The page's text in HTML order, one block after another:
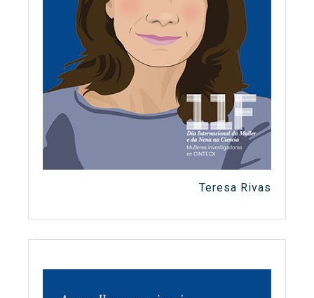
Teresa Rivas